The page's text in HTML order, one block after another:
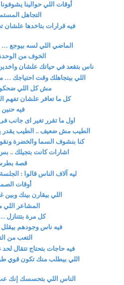
أوقات اللي حوالينا
التجاهل
فيه قرارات بتاخدها
الماضي اللي لسه بيوجع
الخوف من
ناس بتقعد في حياتك علشان
اللي بيتجاهلك وقت احتياجك
مش كل اللي
كل ما تعافر علشان تفهم
فيه
اول ما تقرر تغير اى جانب
الطيب مش ضعيف .. الطيب يقدر
كنا بنشوف السما والخضرة
اشارات كانت بتجيلك ..
قصة بطرس بيتر
ليه آلاف الناس قالوا :
أوقات
اللي بيقارن بينك
المشاعر اللي
كل مرة بتتنازل
فيه ناس وجودهم
التعب من
فيه حاجات بتحتاج تتقال
اللي بيطلب منك تكون
الناس اللي بتحسسك إنك